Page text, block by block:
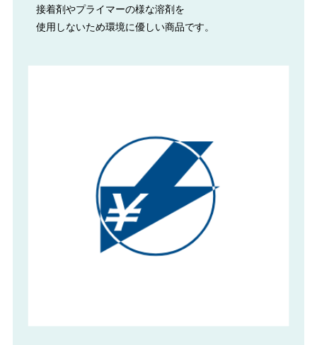
接着剤やプライマーの様な溶剤を
使用しないため環境に優しい商品です。